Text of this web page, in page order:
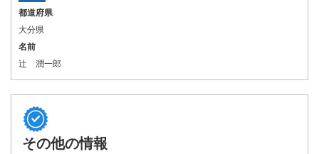
都道府県
大分県
名前
辻 潤一郎
その他の情報